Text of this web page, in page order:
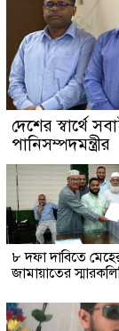
দেশের স্বার্থে
পানিসম্পদমন্ত্রীর
৮ দফা দাবিতে
জামায়াতের